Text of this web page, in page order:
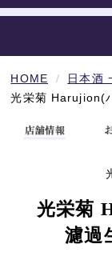
HOME 日本酒
光栄菊 Harujion(
光栄菊
濾過